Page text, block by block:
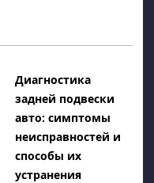
Диагностика
задней подвески
авто: симптомы
неисправностей и
способы их
устранения